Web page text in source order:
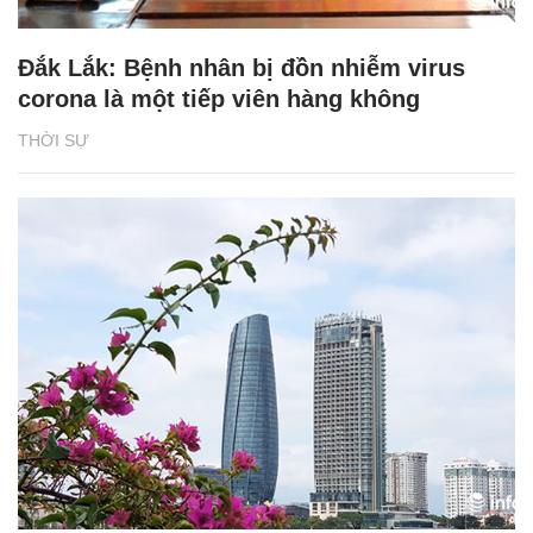
THỜI SỰ
Đắk Lắk: Bệnh nhân bị đồn nhiễm virus
corona là một tiếp viên hàng không